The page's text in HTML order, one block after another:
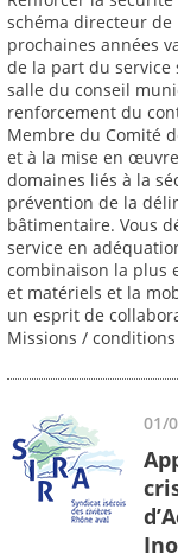
schéma directeur de
prochaines années
de la part du service
salle du conseil
renforcement du
Membre du Comité
et à la mise en
domaines liés à la
prévention de la
bâtimentaire. Vous
service en
combinaison la plus
et matériels et la
un esprit de
Missions /
01/